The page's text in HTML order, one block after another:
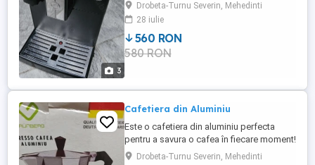
3
Drobeta-Turnu Severin, Mehedinti
28 iulie
560 RON
580 RON
Cafetiera din Aluminiu
Este o cafetiera din aluminiu perfecta
pentru a savura o cafea în fiecare moment!
Drobeta-Turnu Severin, Mehedinti